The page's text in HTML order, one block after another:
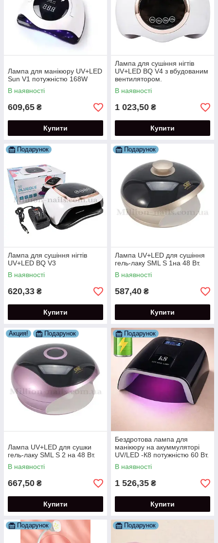
Лампа для манікюру UV+LED
Sun V1 потужністю 168W
В наявності
609,65 ₴
Купити
Лампа для сушіння нігтів
UV+LED BQ V4 з вбудованим
вентилятором.
В наявності
1 023,50 ₴
Купити
Подарунок
Лампа для сушіння нігтів
UV+LED BQ V3
В наявності
620,33 ₴
Купити
Подарунок
Лампа UV+LED для сушіння
гель-лаку SML S 1на 48 Вт.
В наявності
587,40 ₴
Купити
Акция! Подарунок
Лампа UV+LED для сушки
гель-лаку SML S 2 на 48 Вт.
В наявності
667,50 ₴
Купити
Подарунок
Бездротова лампа для
манікюру на акуммуляторі
UV/LED -К8 потужністю 60 Вт.
(2600 mAh)
В наявності
1 526,35 ₴
Купити
Подарунок Подарунок